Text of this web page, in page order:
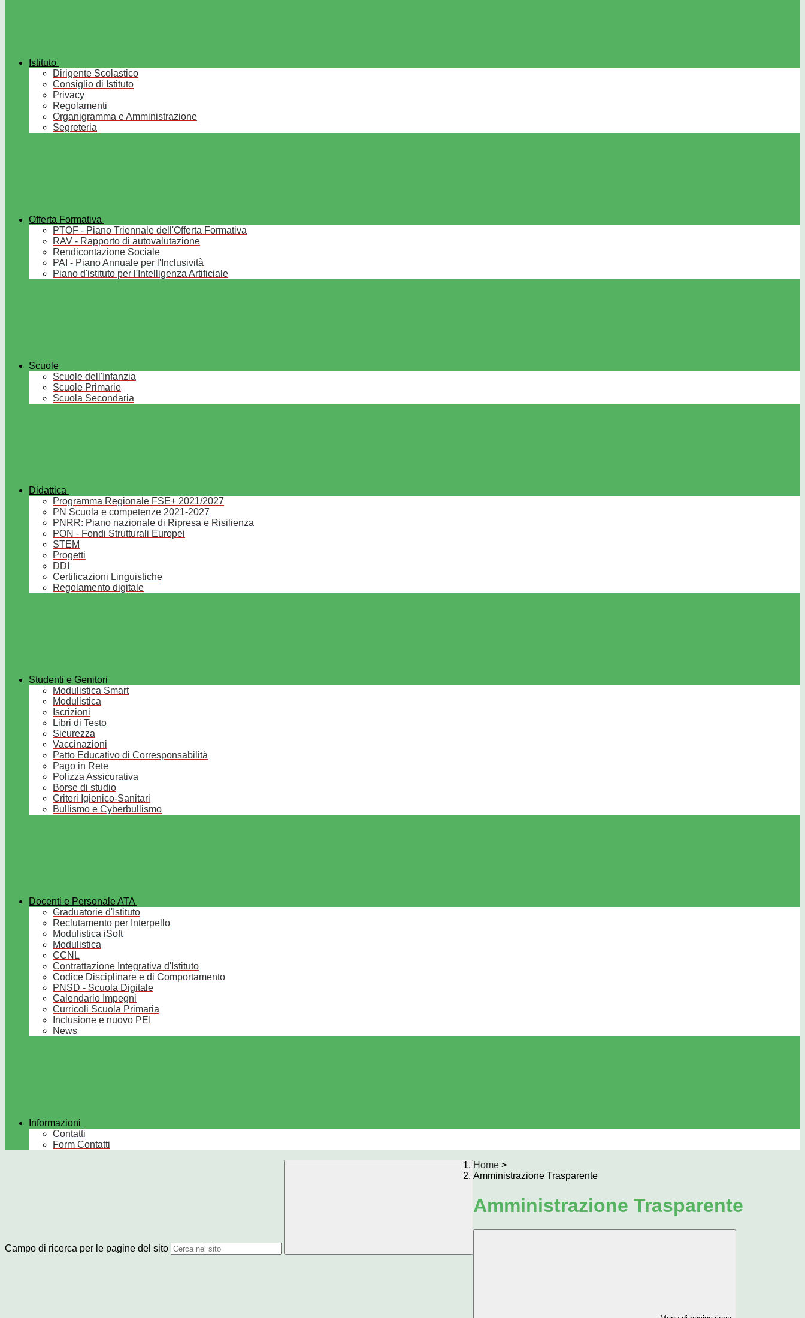
Istituto
Dirigente Scolastico
Consiglio di Istituto
Privacy
Regolamenti
Organigramma e Amministrazione
Segreteria
Offerta Formativa
PTOF - Piano Triennale dell'Offerta Formativa
RAV - Rapporto di autovalutazione
Rendicontazione Sociale
PAI - Piano Annuale per l'Inclusività
Piano d'istituto per l'Intelligenza Artificiale
Scuole
Scuole dell'Infanzia
Scuole Primarie
Scuola Secondaria
Didattica
Programma Regionale FSE+ 2021/2027
PN Scuola e competenze 2021-2027
PNRR: Piano nazionale di Ripresa e Risilienza
PON - Fondi Strutturali Europei
STEM
Progetti
DDI
Certificazioni Linguistiche
Regolamento digitale
Studenti e Genitori
Modulistica Smart
Modulistica
Iscrizioni
Libri di Testo
Sicurezza
Vaccinazioni
Patto Educativo di Corresponsabilità
Pago in Rete
Polizza Assicurativa
Borse di studio
Criteri Igienico-Sanitari
Bullismo e Cyberbullismo
Docenti e Personale ATA
Graduatorie d'Istituto
Reclutamento per Interpello
Modulistica iSoft
Modulistica
CCNL
Contrattazione Integrativa d'Istituto
Codice Disciplinare e di Comportamento
PNSD - Scuola Digitale
Calendario Impegni
Curricoli Scuola Primaria
Inclusione e nuovo PEI
News
Informazioni
Contatti
Form Contatti
Campo di ricerca per le pagine del sito
Home >
Amministrazione Trasparente
Amministrazione Trasparente